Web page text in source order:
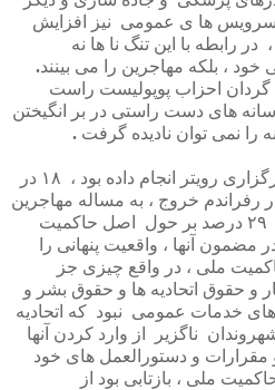
سرویس ها ی عمومی نیز
افزایش
، در رابطه با این تنگ نا ها نه
خود ، بلکه مهاجرین را می بینند.
گردان احزاب پوپولیست راست
های دست راستی در بر
انگیختن
را نمی توان نادیده گرفت .
رویتر انجام داده بود ، ۱۸ در
رفراندم خروج ، به مساله مهاجرین
۲۹ درصد بر حول اصل حاکمیت
مضمون آنها ، واقعیت پنهانی را
ملی ، در واقع چیزی جز
و حقوق اتحادیه ها و حقوق بشر و
های خدمات عمومی نبود که اتحادیه
ناگزیر از وارد کردن آنها
مقرارات و دستورالعمل های خود
ملی ، بازتابی بود از